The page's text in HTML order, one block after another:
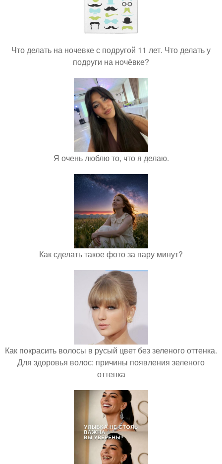
Что делать на ночевке с подругой 11 лет. Что делать у
подруги на ночёвке?
Я очень люблю то, что я делаю.
Как сделать такое фото за пару минут?
Как покрасить волосы в русый цвет без зеленого оттенка.
Для здоровья волос: причины появления зеленого
оттенка